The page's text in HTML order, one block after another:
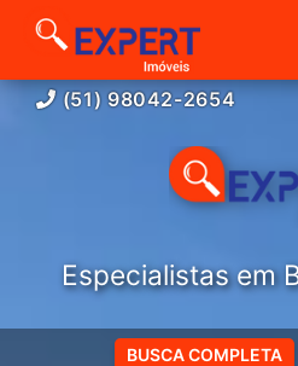
(51) 98042-2654
Especialistas em
BUSCA COMPLETA